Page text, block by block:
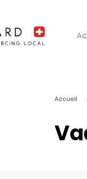
Accueil